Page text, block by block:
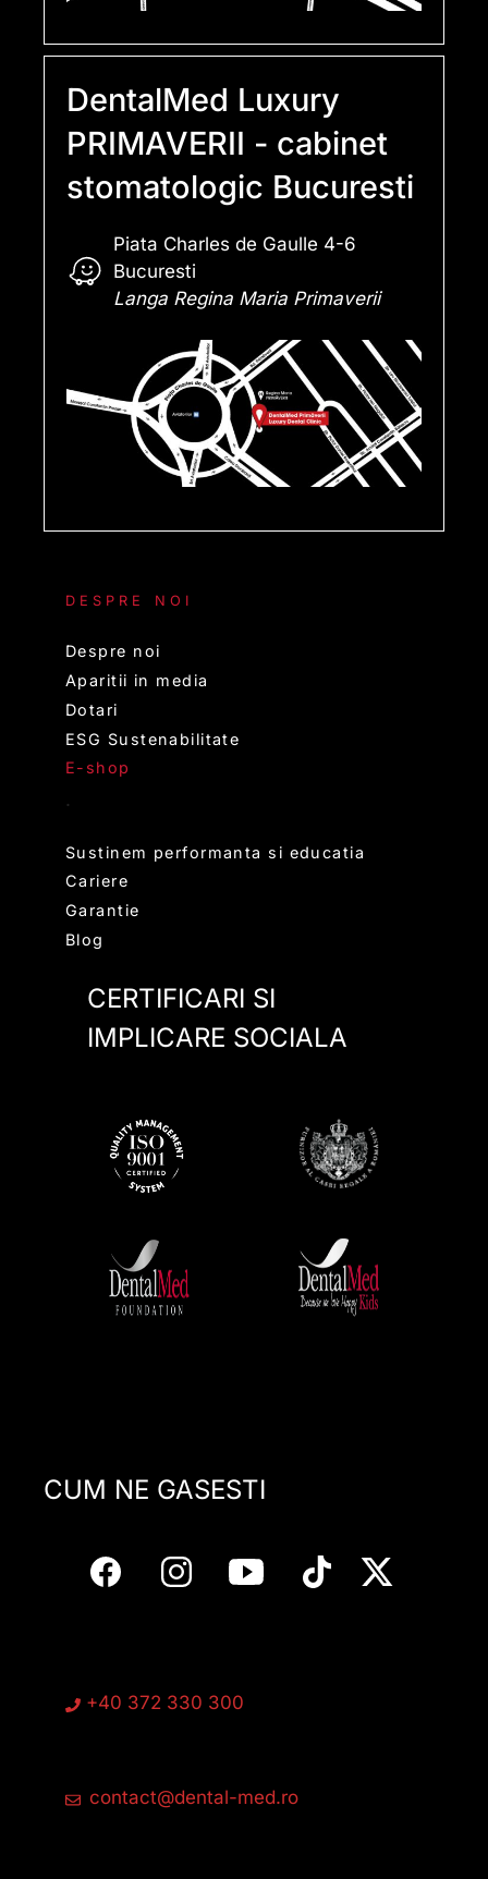
DentalMed Luxury
PRIMAVERII - cabinet
stomatologic Bucuresti
Piata Charles de Gaulle 4-6
Bucuresti
Langa Regina Maria Primaverii
DESPRE NOI
Despre noi
Aparitii in media
Dotari
ESG Sustenabilitate
E-shop
.
Sustinem performanta si educatia
Cariere
Garantie
Blog
CERTIFICARI SI
IMPLICARE SOCIALA
CUM NE GASESTI
+40 372 330 300
contact@dental-med.ro